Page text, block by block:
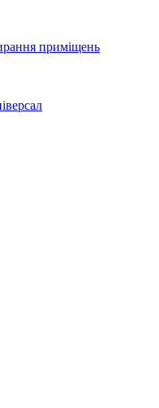
приміщень